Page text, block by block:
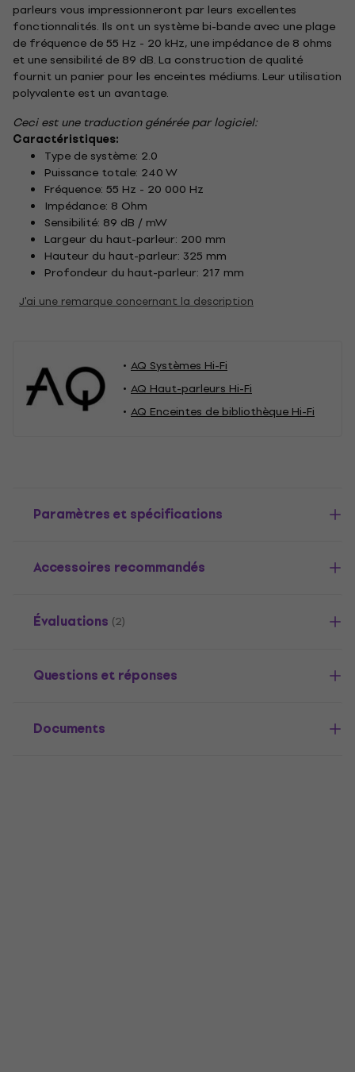
parleurs vous impressionneront par leurs excellentes
fonctionnalités. Ils ont un système bi-bande avec une plage
de fréquence de 55 Hz - 20 kHz, une impédance de 8 ohms
et une sensibilité de 89 dB. La construction de qualité
fournit un panier pour les enceintes médiums. Leur utilisation
polyvalente est un avantage.
Ceci est une traduction générée par logiciel:
Caractéristiques:
Type de système: 2.0
Puissance totale: 240 W
Fréquence: 55 Hz - 20 000 Hz
Impédance: 8 Ohm
Sensibilité: 89 dB / mW
Largeur du haut-parleur: 200 mm
Hauteur du haut-parleur: 325 mm
Profondeur du haut-parleur: 217 mm
J'ai une remarque concernant la description
AQ Systèmes Hi-Fi
AQ Haut-parleurs Hi-Fi
AQ Enceintes de bibliothèque Hi-Fi
Paramètres et spécifications
Accessoires recommandés
Évaluations (2)
Questions et réponses
Documents